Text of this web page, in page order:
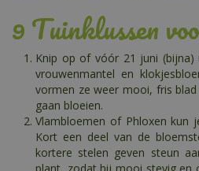
9 Tuinklussen
Knip op of vóór 21 juni (bijna)
vrouwenmantel en
vormen ze weer mooi, fris
gaan bloeien.
Vlambloemen of Phloxen kun
Kort een deel van de
kortere stelen geven steun